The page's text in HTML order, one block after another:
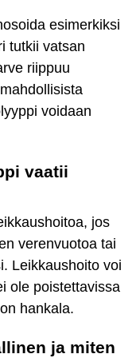
esimerkiksi
tutkii vatsan
riippuu
voidaan
vaatii
jos
verenvuotoa tai
Leikkaushoito voi
ole poistettavissa
hankala.
ja miten